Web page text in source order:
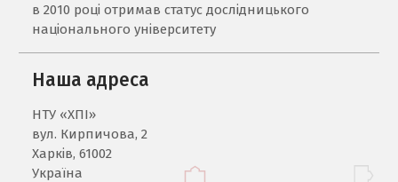
в 2010 році отримав статус дослідницького
національного університету
Наша адреса
НТУ «ХПI»
вул. Кирпичова, 2
Харків, 61002
Україна